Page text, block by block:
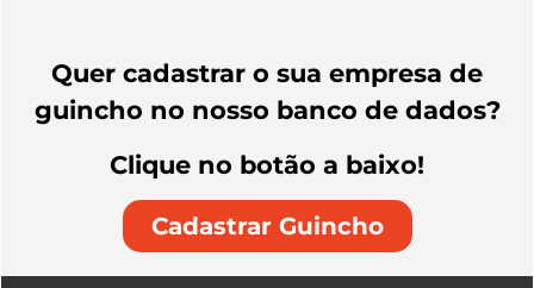
Quer cadastrar o sua empresa de
guincho no nosso banco de dados?
Clique no botão a baixo!
Cadastrar Guincho